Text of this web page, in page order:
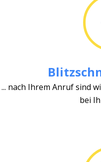
... nach Ihrem Anruf sind
bei